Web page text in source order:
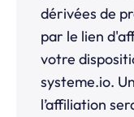
dérivées de
par le lien
votre
systeme.io.
l’affiliation